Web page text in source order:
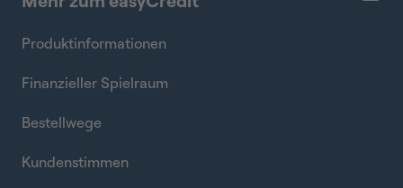
Produktinformationen
Finanzieller Spielraum
Bestellwege
Kundenstimmen